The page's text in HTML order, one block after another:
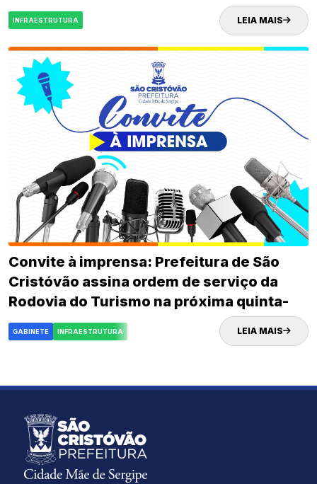
INFRAESTRUTURA LEIA MAIS
Convite à imprensa: Prefeitura de São
Cristóvão assina ordem de serviço da
Rodovia do Turismo na próxima quinta-
feira (02)
GABINETE INFRAESTRUTURA LEIA MAIS